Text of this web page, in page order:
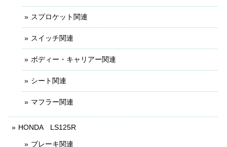
スプロケット関連
スイッチ関連
ボディー・キャリアー関連
シート関連
マフラー関連
HONDA LS125R
ブレーキ関連